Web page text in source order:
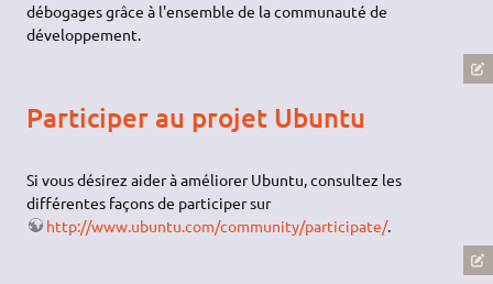
débogages grâce à l'ensemble de la communauté de
développement.
Participer au projet Ubuntu
Si vous désirez aider à améliorer Ubuntu, consultez les
différentes façons de participer sur
http://www.ubuntu.com/community/participate/.